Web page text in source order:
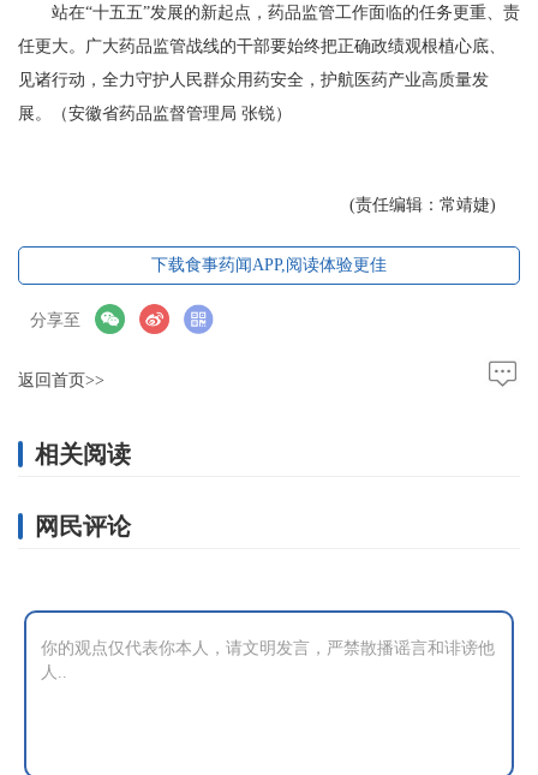
站在“十五五”发展的新起点，药品监管工作面临的任务更重、责
任更大。广大药品监管战线的干部要始终把正确政绩观根植心底、
见诸行动，全力守护人民群众用药安全，护航医药产业高质量发
展。（安徽省药品监督管理局 张锐）
(责任编辑：常靖婕)
下载食事药闻APP,阅读体验更佳
分享至
返回首页>>
相关阅读
网民评论